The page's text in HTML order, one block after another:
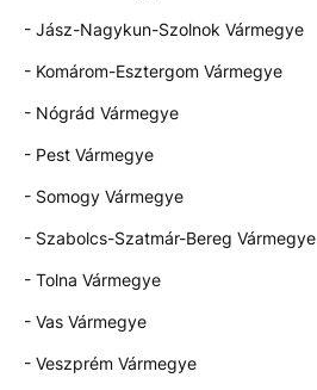
- Jász-Nagykun-Szolnok Vármegye
- Komárom-Esztergom Vármegye
- Nógrád Vármegye
- Pest Vármegye
- Somogy Vármegye
- Szabolcs-Szatmár-Bereg Vármegye
- Tolna Vármegye
- Vas Vármegye
- Veszprém Vármegye